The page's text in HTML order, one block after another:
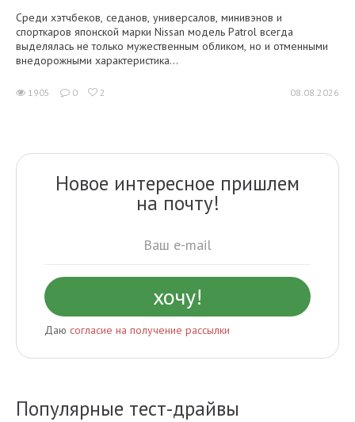
Среди хэтчбеков, седанов, универсалов, минивэнов и
спорткаров японской марки Nissan модель Patrol всегда
выделялась не только мужественным обликом, но и отменными
внедорожными характеристика...
1905 0 2 08.08.2026
Новое интересное пришлем
на почту!
Даю согласие на получение рассылки
Популярные тест-драйвы